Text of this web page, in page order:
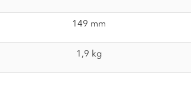
149 mm
1,9 kg